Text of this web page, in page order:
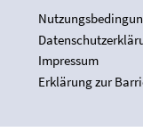
Impressum
Erklärung zur